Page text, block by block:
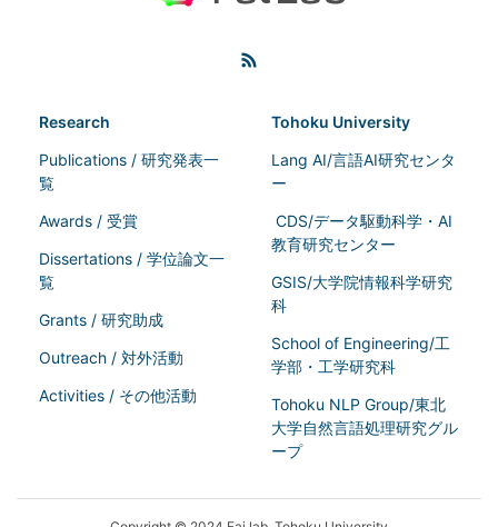
Research
Publications / 研究発表一
覧
Awards / 受賞
Dissertations / 学位論文一
覧
Grants / 研究助成
Outreach / 対外活動
Activities / その他活動
Tohoku University
Lang AI/言語AI研究センタ
ー
CDS/データ駆動科学・AI
教育研究センター
GSIS/大学院情報科学研究
科
School of Engineering/工
学部・工学研究科
Tohoku NLP Group/東北
大学自然言語処理研究グル
ープ